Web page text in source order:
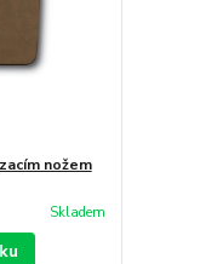
nožem
Skladem